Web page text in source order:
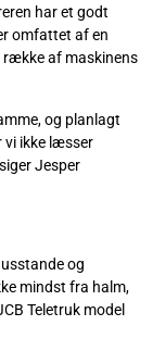
har et godt
omfattet af en
række af maskinens
og planlagt
vi ikke læsser
Jesper
og
mindst fra halm,
Teletruk model